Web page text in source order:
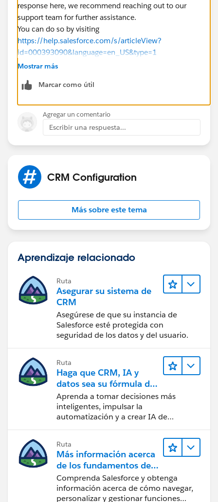
response here, we recommend reaching out to our
support team for further assistance.
You can do so by visiting
https://help.salesforce.com/s/articleView?
id=000393090&language=en_US&type=1
Mostrar más
Marcar como útil
Agregar un comentario
Escribir una respuesta...
CRM Configuration
Más sobre este tema
Aprendizaje relacionado
Ruta
Asegurar su sistema de
CRM
Asegúrese de que su instancia de
Salesforce esté protegida con
seguridad de los datos y del usuario.
Ruta
Haga que CRM, IA y
datos sea su fórmula de
confianza
Aprenda a tomar decisiones más
inteligentes, impulsar la
automatización y a crear IA de
Salesforce.
Ruta
Más información acerca
de los fundamentos de
CRM para Lightning
Experience
Comprenda Salesforce y obtenga
información acerca de cómo navegar,
personalizar y gestionar funciones